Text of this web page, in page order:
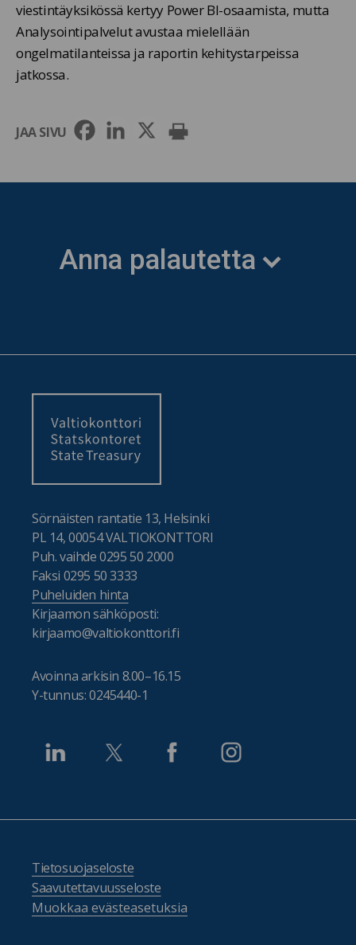
viestintäyksikössä kertyy Power BI-osaamista, mutta
Analysointipalvelut avustaa mielellään
ongelmatilanteissa ja raportin kehitystarpeissa
jatkossa.
JAA SIVU
Anna palautetta
Sörnäisten rantatie 13, Helsinki
PL 14, 00054 VALTIOKONTTORI
Puh. vaihde 0295 50 2000
Faksi 0295 50 3333
Puheluiden hinta
Kirjaamon sähköposti:
kirjaamo@valtiokonttori.fi
Avoinna arkisin 8.00–16.15
Y-tunnus: 0245440-1
Tietosuojaseloste
Saavutettavuusseloste
Muokkaa evästeasetuksia